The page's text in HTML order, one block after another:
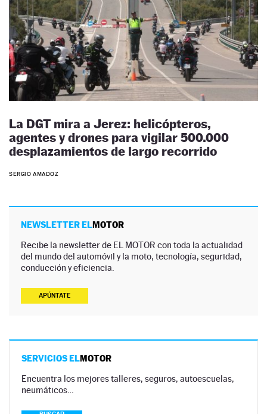
La DGT mira a Jerez: helicópteros,
agentes y drones para vigilar 500.000
desplazamientos de largo recorrido
SERGIO AMADOZ
NEWSLETTER ELMOTOR
Recibe la newsletter de EL MOTOR con toda la actualidad
del mundo del automóvil y la moto, tecnología, seguridad,
conducción y eficiencia.
APÚNTATE
SERVICIOS ELMOTOR
Encuentra los mejores talleres, seguros, autoescuelas,
neumáticos…